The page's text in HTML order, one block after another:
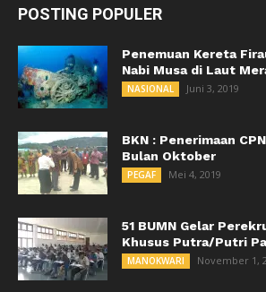
POSTING POPULER
Penemuan Kereta
Nabi Musa di Laut
NASIONAL Juni 3, 2019
BKN : Penerimaan
Bulan Oktober
PEGAF Mei 4, 2019
51 BUMN Gelar
Khusus Putra/Putri
MANOKWARI November 1,